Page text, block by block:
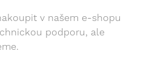
v našem e-shopu
podporu, ale